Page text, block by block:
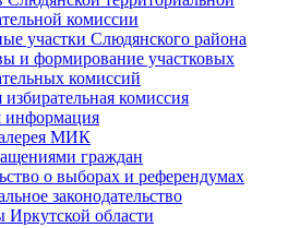
комиссии
участки Слюдянского района
и формирование участковых
комиссий
комиссия
МИК
граждан
о выборах и референдумах
законодательство
Иркутской области